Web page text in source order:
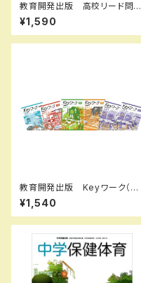
教育開発出版 高校リード問題
集 数学 I , A 2026年度版
各科目（選択ください） 新品完
全セット
¥1,590
教育開発出版 Keyワーク（キ
ーワーク） 地理 I,II 歴史 I,II
（ご選択ください） 2026年度
版 新品完全セット ISBN
¥1,540